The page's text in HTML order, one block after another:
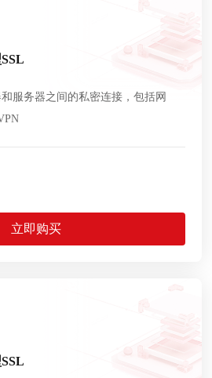
服务器之间的私密连接，包括网
立即购买